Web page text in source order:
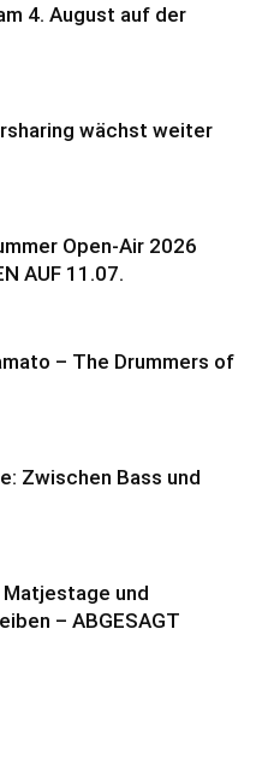
4. August auf der
wächst weiter
Open-Air 2026
AUF 11.07.
– The Drummers of
Zwischen Bass und
und
– ABGESAGT